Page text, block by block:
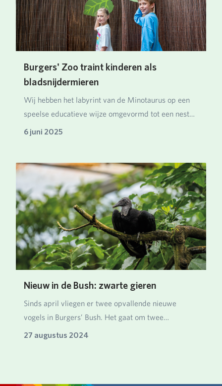
Burgers' Zoo traint kinderen als
bladsnijdermieren
Wij hebben het labyrint van de Minotaurus op een
speelse educatieve wijze omgevormd tot een nest
van…
6 juni 2025
Nieuw in de Bush: zwarte gieren
Sinds april vliegen er twee opvallende nieuwe
vogels in Burgers’ Bush. Het gaat om twee
mannetjes zw…
27 augustus 2024